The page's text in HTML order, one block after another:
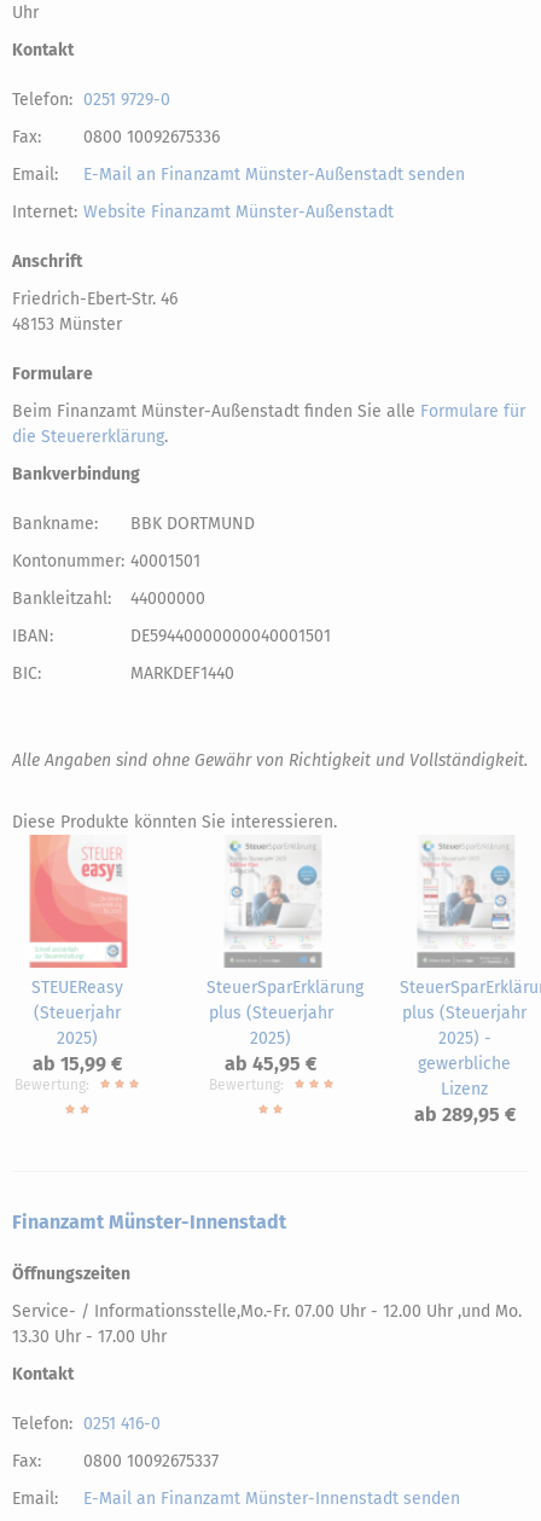
Uhr
Kontakt
Telefon: 0251 9729-0
Fax:
0800 10092675336
Email:
E-Mail an Finanzamt Münster-Außenstadt senden
Internet: Website Finanzamt Münster-Außenstadt
Anschrift
Friedrich-Ebert-Str. 46
48153 Münster
Formulare
Beim Finanzamt Münster-Außenstadt finden Sie alle Formulare für
die Steuererklärung.
Bankverbindung
Bankname:
BBK DORTMUND
Kontonummer: 40001501
Bankleitzahl:
44000000
IBAN:
DE59440000000040001501
BIC:
MARKDEF1440
Alle Angaben sind ohne Gewähr von Richtigkeit und Vollständigkeit.
Diese Produkte könnten Sie interessieren.
STEUEReasy
(Steuerjahr
2025)
ab 15,99 €
Bewertung:
SteuerSparErklärung
plus (Steuerjahr
2025)
ab 45,95 €
Bewertung:
plus (Steuerjahr
2025) -
gewerbliche
Lizenz
ab 289,95 €
Finanzamt Münster-Innenstadt
Öffnungszeiten
Service- / Informationsstelle,Mo.-Fr. 07.00 Uhr - 12.00 Uhr ,und Mo.
13.30 Uhr - 17.00 Uhr
Kontakt
Telefon: 0251 416-0
Fax:
0800 10092675337
Email:
E-Mail an Finanzamt Münster-Innenstadt senden